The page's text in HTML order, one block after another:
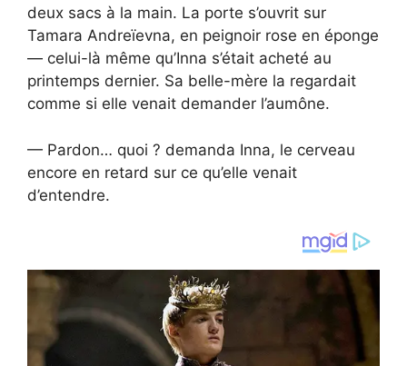
deux sacs à la main. La porte s’ouvrit sur
Tamara Andreïevna, en peignoir rose en éponge
— celui-là même qu’Inna s’était acheté au
printemps dernier. Sa belle-mère la regardait
comme si elle venait demander l’aumône.
— Pardon… quoi ? demanda Inna, le cerveau
encore en retard sur ce qu’elle venait
d’entendre.